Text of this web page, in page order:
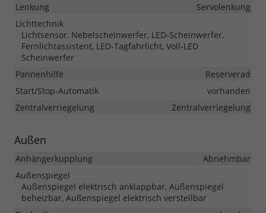
Lenkung
Servolenkung
Lichttechnik
Lichtsensor, Nebelscheinwerfer, LED-Scheinwerfer,
Fernlichtassistent, LED-Tagfahrlicht, Voll-LED
Scheinwerfer
Pannenhilfe
Reserverad
Start/Stop-Automatik
vorhanden
Zentralverriegelung
Zentralverriegelung
Außen
Anhängerkupplung
Abnehmbar
Außenspiegel
Außenspiegel elektrisch anklappbar, Außenspiegel
beheizbar, Außenspiegel elektrisch verstellbar